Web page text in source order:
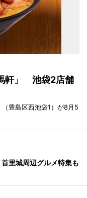
軒」 池袋2店舗
豊島区西池袋1）が8月5
里城周辺グルメ特集も